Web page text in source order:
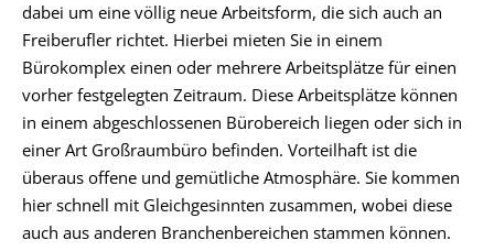
dabei um eine völlig neue Arbeitsform, die sich auch an
Freiberufler richtet. Hierbei mieten Sie in einem
Bürokomplex einen oder mehrere Arbeitsplätze für einen
vorher festgelegten Zeitraum. Diese Arbeitsplätze können
in einem abgeschlossenen Bürobereich liegen oder sich in
einer Art Großraumbüro befinden. Vorteilhaft ist die
überaus offene und gemütliche Atmosphäre. Sie kommen
hier schnell mit Gleichgesinnten zusammen, wobei diese
auch aus anderen Branchenbereichen stammen können.